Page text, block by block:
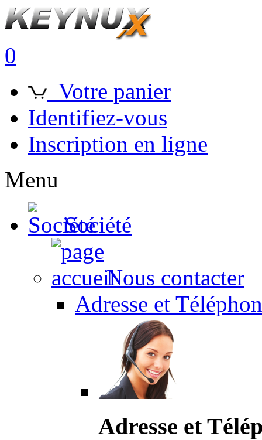
0
Votre panier
Identifiez-vous
Inscription en ligne
Menu
Société
Nous contacter
Adresse et
Adresse et